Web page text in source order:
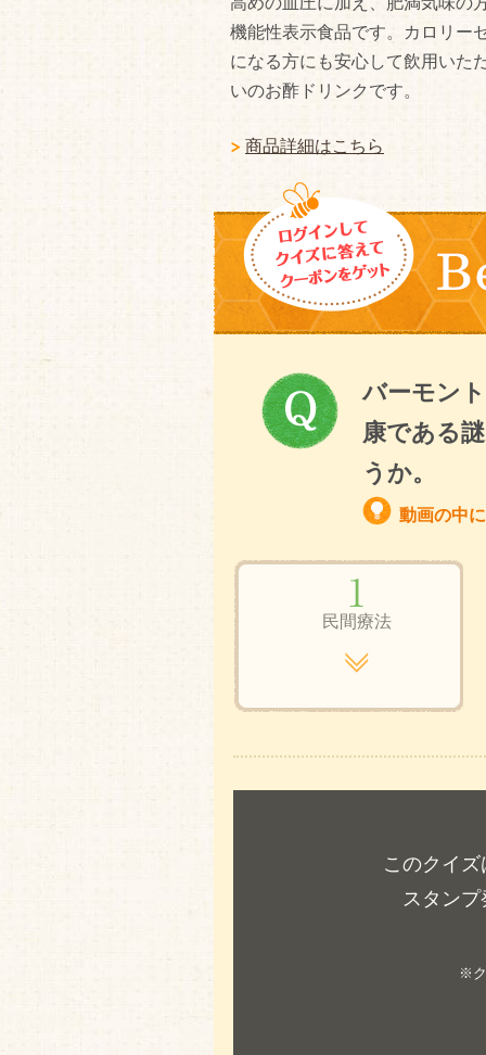
機能性表示食品です。カロリー
になる方にも安心して飲用いた
いのお酢ドリンクです。
商品詳細はこちら
バーモン
康である
うか。
動画の中
民間療法
このクイ
スタン
※